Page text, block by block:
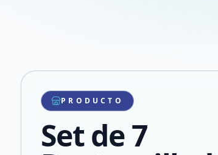
producto
por WhatsApp
por mail
en Facebook
PRODUCTO
Set de 7